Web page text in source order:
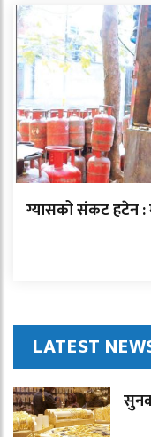
ग्यासको संकट हटेन :
LATEST